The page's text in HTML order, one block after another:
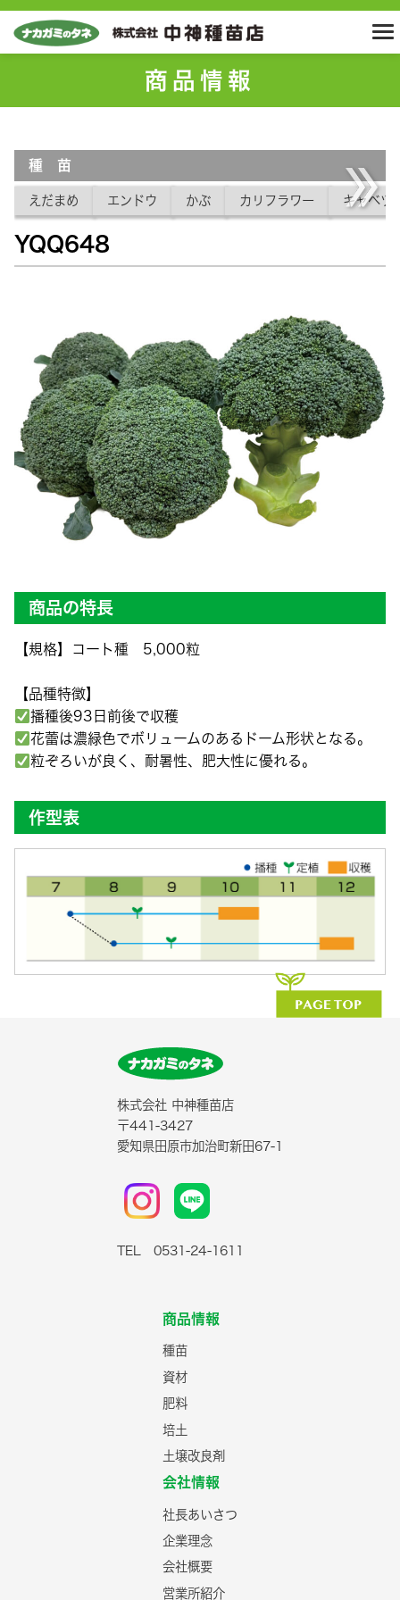
商品情報
種 苗
えだまめ エンドウ かぶ カリフラワー キャベツ
YQQ648
商品の特長
【規格】コート種 5,000粒
【品種特徴】
播種後93日前後で収穫
花蕾は濃緑色でボリュームのあるドーム形状となる。
粒ぞろいが良く、耐暑性、肥大性に優れる。
作型表
株式会社 中神種苗店
〒441-3427
愛知県田原市加治町新田67-1
TEL 0531-24-1611
商品情報
種苗
資材
肥料
培土
土壌改良剤
会社情報
社長あいさつ
企業理念
会社概要
営業所紹介